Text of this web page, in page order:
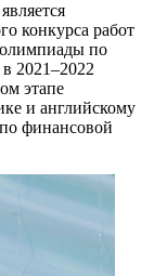
конкурса работ
олимпиады по
2021–2022
этапе
и английскому
финансовой